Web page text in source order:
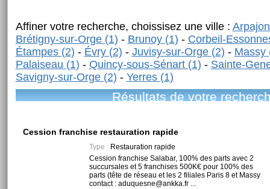
Affiner votre recherche, choissisez une ville :
Brétigny-sur-Orge (1) - Brunoy (1) - Corbeil-
Étampes (2) - Évry (2) - Juvisy-sur-Orge (2) - Massy
Palaiseau (1) - Quincy-sous-Sénart (1) - Sainte-
Savigny-sur-Orge (2) - Yerres (1)
Résultats de votre
Cession franchise restauration rapide
Type :Restauration rapide
Cession franchise Salabar, 100% des parts avec 2
succursales et 5 franchises 500K€ pour 100% des
parts (tête de réseau et les 2 filiales Paris 8 et Massy
contact : aduquesne@ankka.fr ...